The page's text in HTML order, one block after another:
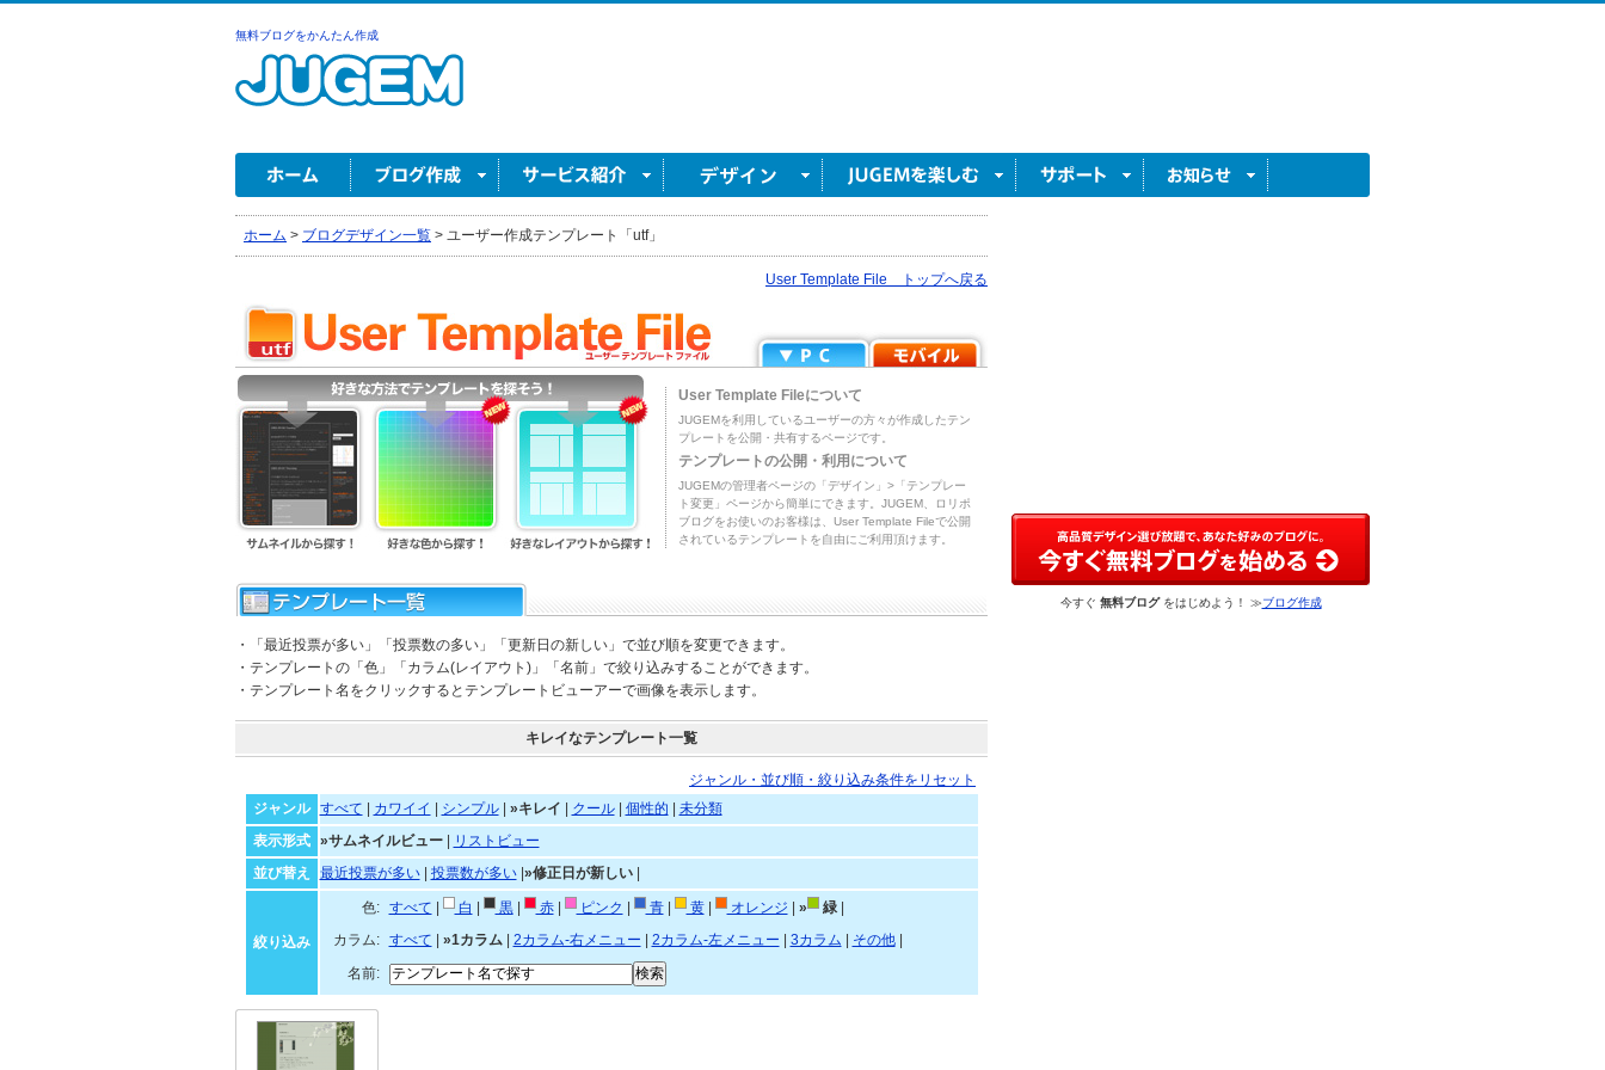
無料ブログをかんたん作成
ホーム > ブログデザイン一覧 > ユーザー作成テンプレート「utf」
User Template File トップへ戻る
User Template Fileについて
JUGEMを利用しているユーザーの方々が作成したテン
プレートを公開・共有するページです。
テンプレートの公開・利用について
JUGEMの管理者ページの「デザイン」>「テンプレー
ト変更」ページから簡単にできます。JUGEM、ロリポ
ブログをお使いのお客様は、User Template Fileで公開
されているテンプレートを自由にご利用頂けます。
・「最近投票が多い」「投票数の多い」「更新日の新しい」で並び順を変更できます。
・テンプレートの「色」「カラム(レイアウト)」「名前」で絞り込みすることができます。
・テンプレート名をクリックするとテンプレートビューアーで画像を表示します。
キレイなテンプレート一覧
ジャンル・並び順・絞り込み条件をリセット
ジャンル
すべて カワイイ シンプル| »キレイ クール| 個性的
未分類
表示形式
»サムネイルビュー|
リストビュー
並び替え
最近投票が多い| 投票数が多い| »修正日が新しい|
絞り込み
色: すべて 白 黒| 赤| ピンク 青| 黄| オレンジ » 緑|
カラム:
すべて »1カラム| 2カラム-右メニュー 2カラム-左メニュー 3カラム その他|
名前:
今すぐ 無料ブログをはじめよう！ ≫ブログ作成